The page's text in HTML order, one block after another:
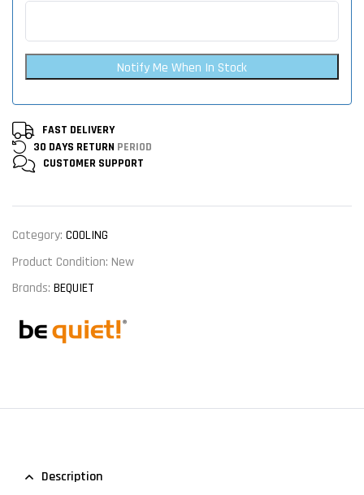
Notify Me When In Stock
FAST DELIVERY
30 DAYS RETURN PERIOD
CUSTOMER SUPPORT
Category: COOLING
Product Condition: New
Brands: BEQUIET
Description